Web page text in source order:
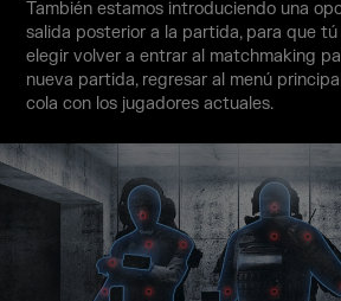
También estamos introduciendo una
salida posterior a la partida, para que
elegir volver a entrar al matchmaking
nueva partida, regresar al menú
cola con los jugadores actuales.